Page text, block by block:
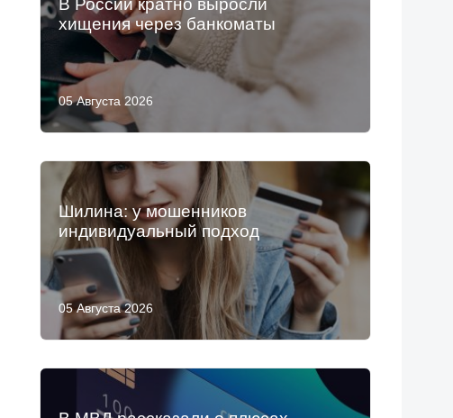
05 Августа 2026
В России кратно выросли
хищения через банкоматы
05 Августа 2026
Шилина: у мошенников
индивидуальный подход